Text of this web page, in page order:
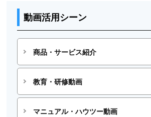
動画活用シーン
商品・サービス紹介
教育・研修動画
マニュアル・ハウツー動画